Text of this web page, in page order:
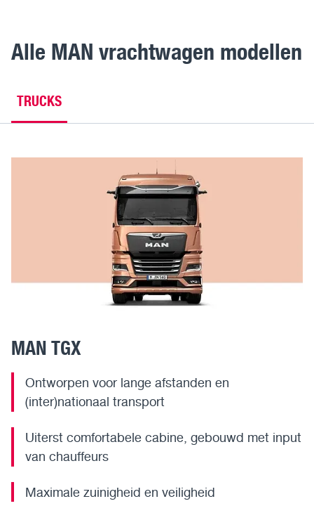
Alle MAN vrachtwagen modellen
TRUCKS
MAN TGX
Ontworpen voor lange afstanden en
(inter)nationaal transport
Uiterst comfortabele cabine, gebouwd met input
van chauffeurs
Maximale zuinigheid en veiligheid